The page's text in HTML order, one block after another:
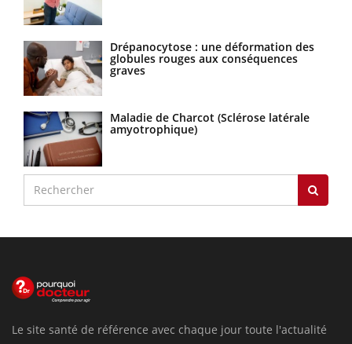
Drépanocytose : une déformation des
globules rouges aux conséquences
graves
Maladie de Charcot (Sclérose latérale
amyotrophique)
Le site santé de référence avec chaque jour toute l'actualité